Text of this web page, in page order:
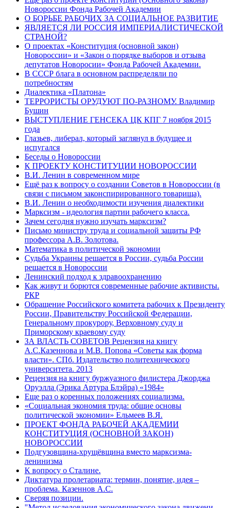
Новороссии Фонда Рабочей Академии
О БОРЬБЕ РАБОЧИХ ЗА СОЦИАЛЬНОЕ РАЗВИТИЕ
ЯВЛЯЕТСЯ ЛИ РОССИЯ ИМПЕРИАЛИСТИЧЕСКОЙ
СТРАНОЙ?
О проектах «Конституция (основной закон)
Новороссии» и «Закон о порядке выборов и отзыва
депутатов Новоросии» Фонда Рабочей Академии.
В СССР блага в основном распределяли по
потребностям
Диалектика «Платона»
ТЕРРОРИСТЫ ОРУДУЮТ ПО-РАЗНОМУ. Владимир
Бушин
ВЫСТУПЛЕНИЕ ГЕНСЕКА ЦК КПГ 7 ноября 2015
года
Глазьев, либерал, который заглянул в будущее и
испугался
Беседы о Новороссии
К ПРОЕКТУ КОНСТИТУЦИИ НОВОРОССИИ
В.И. Ленин в современном мире
Ещё раз к вопросу о создании Советов в Новороссии (в
связи с письмом законспирированного товарища).
В.И. Ленин о необходимости изучения диалектики
Марксизм - идеология партии рабочего класса.
Зачем сегодня нужно изучать марксизм?
Письмо министру труда и социальной защиты РФ
профессора А.В. Золотова.
Математика в политической экономии
Судьба Украины решается в России, судьба России
решается в Новороссии
Ленинский подход к здравоохранению
Как живут и борются современные рабочие активисты.
РКР
Обращение Российского комитета рабочих к Президенту
России, Правительству Российской Федерации,
Генеральному прокурору, Верховному суду и
Приморскому краевому суду
ЗА ВЛАСТЬ СОВЕТОВ Рецензия на книгу
А.С.Казеннова и М.В. Попова «Советы как форма
власти». СПб. Издательство политехнического
университета. 2013
Рецензия на книгу буржуазного филистера Джорджа
Оруэлла (Эрика Артура Блэйра) «1984»
Еще раз о коренных положениях социализма.
«Социальная экономия труда: общие основы
политической экономии» Ельмеев В.Я.
ПРОЕКТ ФОНДА РАБОЧЕЙ АКАДЕМИИ
КОНСТИТУЦИЯ (ОСНОВНОЙ ЗАКОН)
НОВОРОССИИ
Подгузовщина-хрущёвщина вместо марксизма-
ленинизма
К вопросу о Сталине.
Диктатура пролетариата: термин, понятие, идея –
проблема. Казеннов А.С.
Сверяя позиции.